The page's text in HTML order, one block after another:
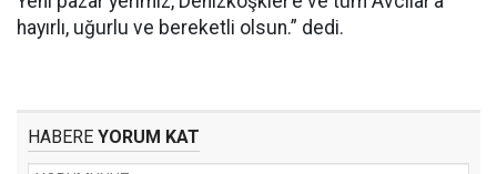
hayırlı, uğurlu ve bereketli olsun.” dedi.
HABERE YORUM KAT